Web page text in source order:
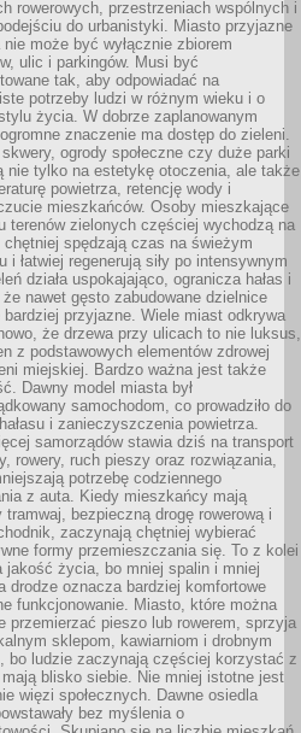
rowerowych, przestrzeniach wspólnych i
do urbanistyki. Miasto przyjazne
może być wyłącznie zbiorem
ulic i parkingów. Musi być
tak, aby odpowiadać na
potrzeby ludzi w różnym wieku i o
życia. W dobrze zaplanowanym
znaczenie ma dostęp do zieleni.
skwery, ogrody społeczne czy duże parki
nie tylko na estetykę otoczenia, ale także
powietrza, retencję wody i
mieszkańców. Osoby mieszkające
terenów zielonych częściej wychodzą na
chętniej spędzają czas na świeżym
i łatwiej regenerują siły po intensywnym
działa uspokajająco, ogranicza hałas i
nawet gęsto zabudowane dzielnice
przyjazne. Wiele miast odkrywa
że drzewa przy ulicach to nie luksus,
z podstawowych elementów zdrowej
miejskiej. Bardzo ważna jest także
Dawny model miasta był
samochodom, co prowadziło do
i zanieczyszczenia powietrza.
samorządów stawia dziś na transport
rowery, ruch pieszy oraz rozwiązania,
potrzebę codziennego
z auta. Kiedy mieszkańcy mają
tramwaj, bezpieczną drogę rowerową i
zaczynają chętniej wybierać
formy przemieszczania się. To z kolei
jakość życia, bo mniej spalin i mniej
drodze oznacza bardziej komfortowe
funkcjonowanie. Miasto, które można
przemierzać pieszo lub rowerem, sprzyja
sklepom, kawiarniom i drobnym
bo ludzie zaczynają częściej korzystać z
blisko siebie. Nie mniej istotne jest
więzi społecznych. Dawne osiedla
bez myślenia o